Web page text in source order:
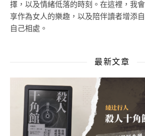
擇，以及情緒低落的時刻。在這裡，我
享作為女人的樂趣，以及陪伴讀者增添
自己相處。
最新文章